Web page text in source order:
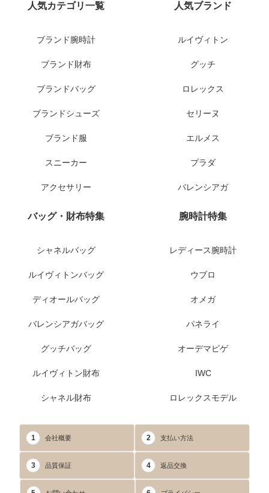
人気カテゴリ一覧
ブランド腕時計
ブランド財布
ブランドバッグ
ブランドシューズ
ブランド服
スニーカー
アクセサリー
人気ブランド
ルイヴィトン
グッチ
ロレックス
セリーヌ
エルメス
プラダ
バレンシアガ
バッグ・財布特集
シャネルバッグ
ルイヴィトンバッグ
ディオールバッグ
バレンシアガバッグ
グッチバッグ
ルイヴィトン財布
シャネル財布
腕時計特集
レディース腕時計
ウブロ
オメガ
パネライ
オーデマピゲ
IWC
ロレックスモデル
1 会社概要 2 支払い方法
3 品質保証 4 返品交換